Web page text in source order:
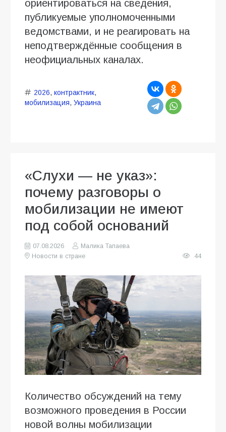
ориентироваться на сведения,
публикуемые уполномоченными
ведомствами, и не реагировать на
неподтверждённые сообщения в
неофициальных каналах.
2026, контрактник,
мобилизация, Украина
«Слухи — не указ»:
почему разговоры о
мобилизации не имеют
под собой оснований
07.08.2026
Малика Тапаева
Новости в стране
44
Количество обсуждений на тему
возможного проведения в России
новой волны мобилизации